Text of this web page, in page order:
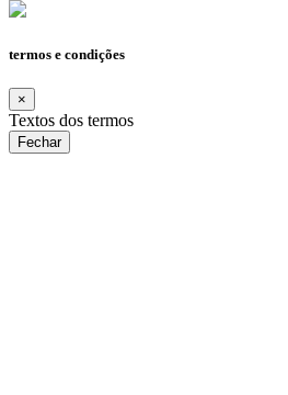
termos e condições
×
Textos dos termos
Fechar